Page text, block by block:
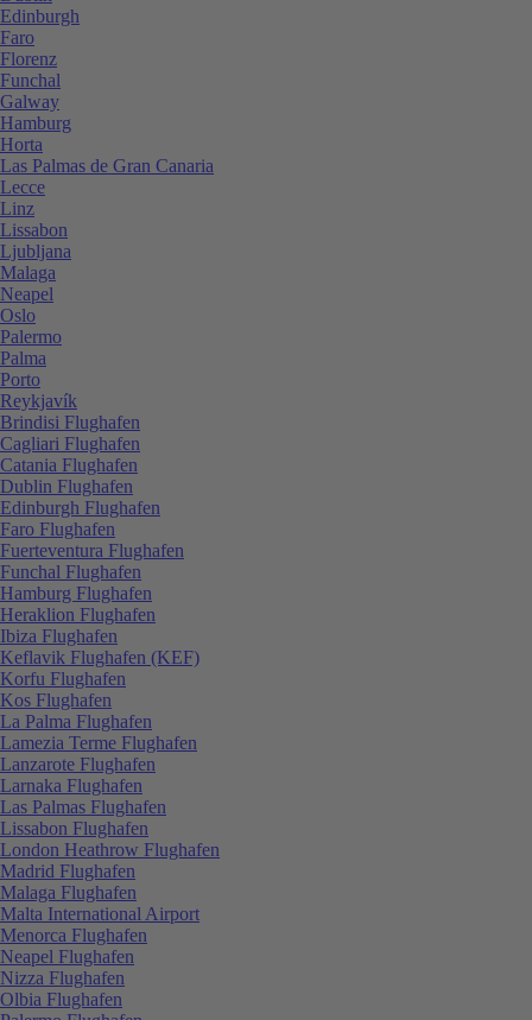
Edinburgh
Faro
Florenz
Funchal
Galway
Hamburg
Horta
Las Palmas de Gran Canaria
Lecce
Linz
Lissabon
Ljubljana
Malaga
Neapel
Oslo
Palermo
Palma
Porto
Reykjavík
Brindisi Flughafen
Cagliari Flughafen
Catania Flughafen
Dublin Flughafen
Edinburgh Flughafen
Faro Flughafen
Fuerteventura Flughafen
Funchal Flughafen
Hamburg Flughafen
Heraklion Flughafen
Ibiza Flughafen
Keflavik Flughafen (KEF)
Korfu Flughafen
Kos Flughafen
La Palma Flughafen
Lamezia Terme Flughafen
Lanzarote Flughafen
Larnaka Flughafen
Las Palmas Flughafen
Lissabon Flughafen
London Heathrow Flughafen
Madrid Flughafen
Malaga Flughafen
Malta International Airport
Menorca Flughafen
Neapel Flughafen
Nizza Flughafen
Olbia Flughafen